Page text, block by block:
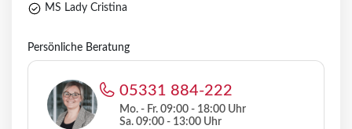
MS Lady Cristina
Persönliche Beratung
05331 884-222
Mo. - Fr. 09:00 - 18:00 Uhr
Sa. 09:00 - 13:00 Uhr